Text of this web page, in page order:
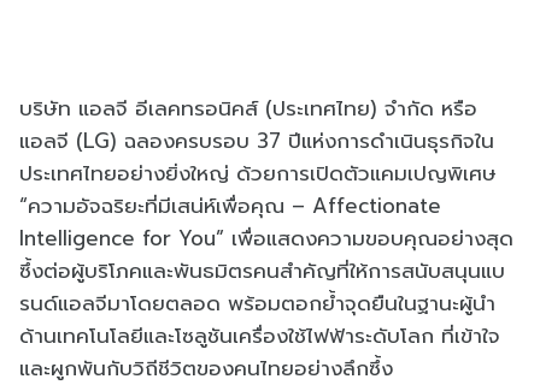
บริษัท แอลจี อีเลคทรอนิคส์ (ประเทศไทย) จำกัด หรือ
แอลจี (LG) ฉลองครบรอบ 37 ปีแห่งการดำเนินธุรกิจใน
ประเทศไทยอย่างยิ่งใหญ่ ด้วยการเปิดตัวแคมเปญพิเศษ
“ความอัจฉริยะที่มีเสน่ห์เพื่อคุณ – Affectionate
Intelligence for You” เพื่อแสดงความขอบคุณอย่างสุด
ซึ้งต่อผู้บริโภคและพันธมิตรคนสำคัญที่ให้การสนับสนุนแบ
รนด์แอลจีมาโดยตลอด พร้อมตอกย้ำจุดยืนในฐานะผู้นำ
ด้านเทคโนโลยีและโซลูชันเครื่องใช้ไฟฟ้าระดับโลก ที่เข้าใจ
และผูกพันกับวิถีชีวิตของคนไทยอย่างลึกซึ้ง